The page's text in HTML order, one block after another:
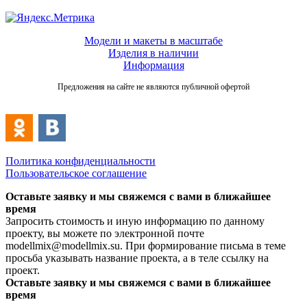
Модели и макеты в масштабе
Изделия в наличии
Информация
Предложения на сайте не являются публичной офертой
Политика конфиденциальности
Пользовательское соглашение
Оставьте заявку и мы свяжемся с вами в ближайшее
время
Запросить стоимость и иную информацию по данному
проекту, вы можете по электронной почте
modellmix@modellmix.su. При формирование письма в теме
просьба указывать название проекта, а в теле ссылку на
проект.
Оставьте заявку и мы свяжемся с вами в ближайшее
время